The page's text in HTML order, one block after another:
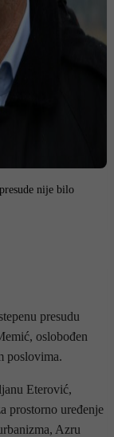
nije bilo
presudu
oslobođen
poslovima.
Eterović,
prostorno uređenje
Azru